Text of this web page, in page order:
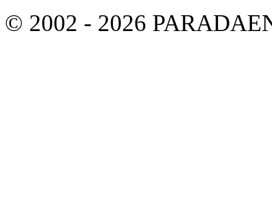
© 2002 - 2026